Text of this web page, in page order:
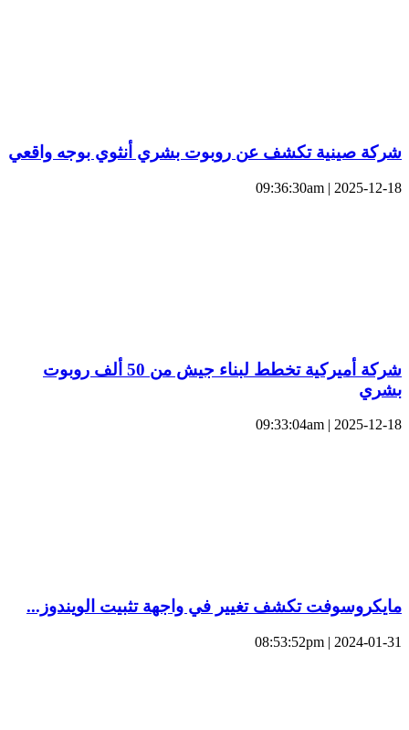
شركة صينية تكشف عن روبوت بشري أنثوي بوجه واقعي
2025-12-18 | 09:36:30am
شركة أميركية تخطط لبناء جيش من 50 ألف روبوت
بشري
2025-12-18 | 09:33:04am
مايكروسوفت تكشف تغيير في واجهة تثبيت الويندوز...
2024-01-31 | 08:53:52pm